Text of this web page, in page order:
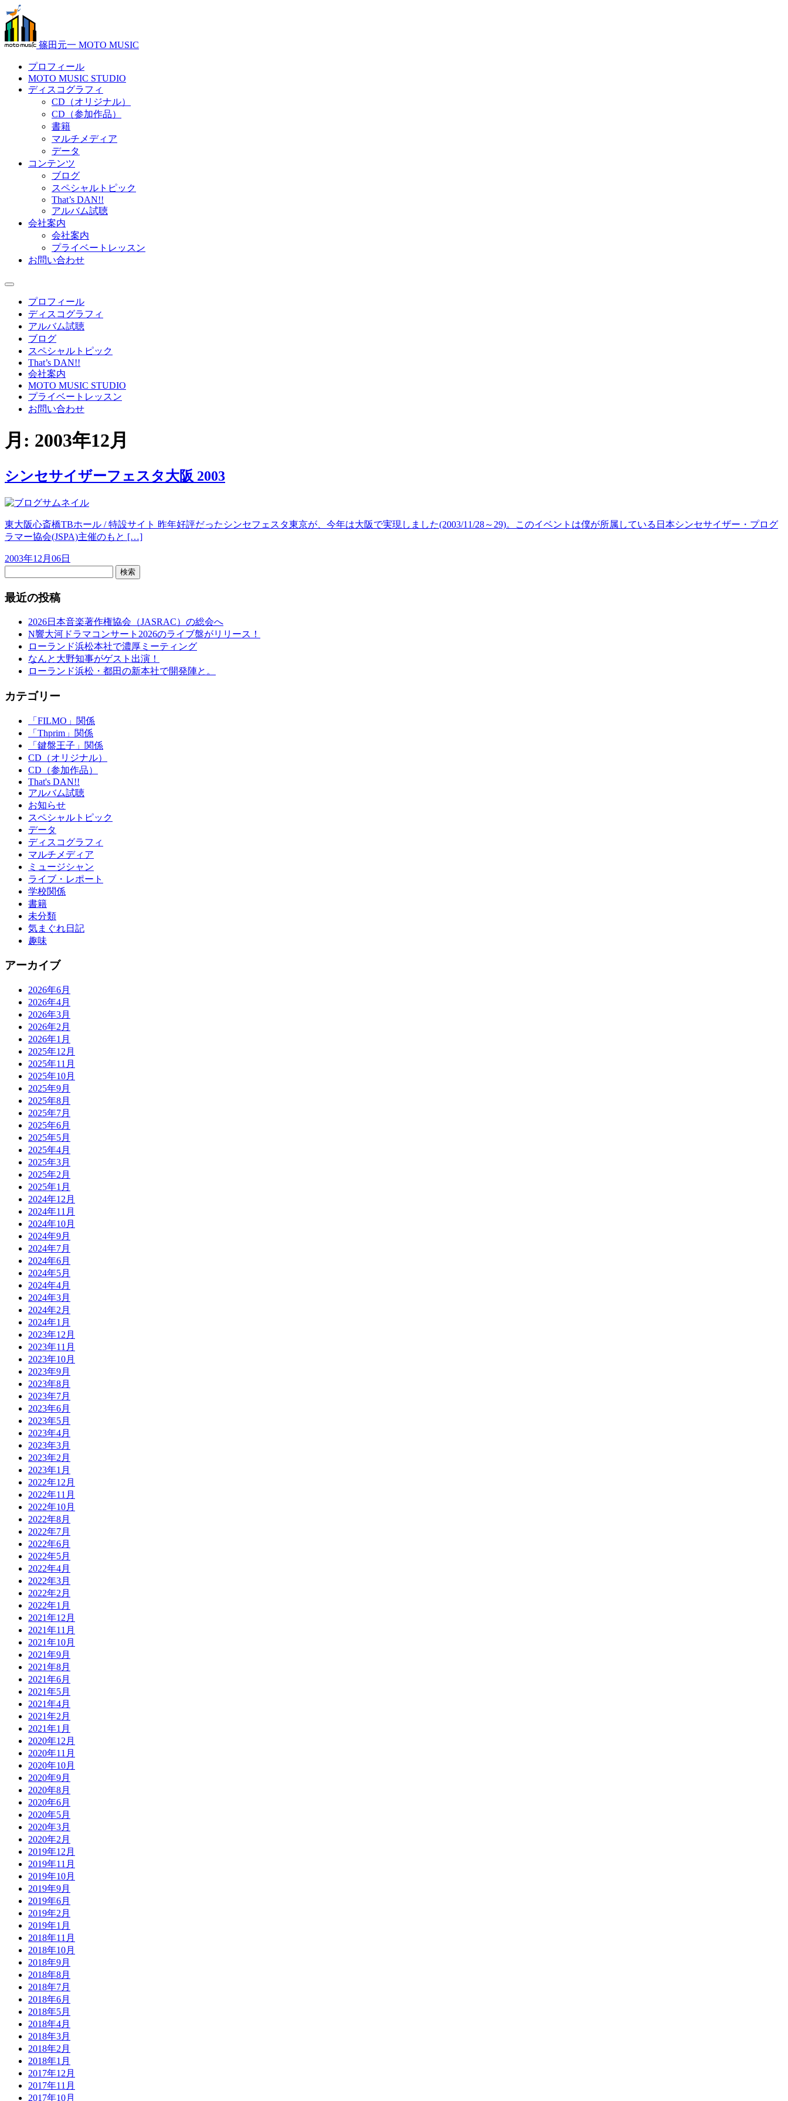
篠田元一 MOTO MUSIC
プロフィール
MOTO MUSIC STUDIO
ディスコグラフィ
CD（オリジナル）
CD（参加作品）
書籍
マルチメディア
データ
コンテンツ
ブログ
スペシャルトピック
That’s DAN!!
アルバム試聴
会社案内
会社案内
プライベートレッスン
お問い合わせ
プロフィール
ディスコグラフィ
アルバム試聴
ブログ
スペシャルトピック
That’s DAN!!
会社案内
MOTO MUSIC STUDIO
プライベートレッスン
お問い合わせ
月: 2003年12月
シンセサイザーフェスタ大阪 2003
東大阪心斎橋TBホール / 特設サイト 昨年好評だったシンセフェスタ東京が、今年は大阪で実現しました(2003/11/28～29)。このイベントは僕が所属している日本シンセサイザー・プログ
ラマー協会(JSPA)主催のもと […]
2003年12月06日
検索
最近の投稿
2026日本音楽著作権協会（JASRAC）の総会へ
N響大河ドラマコンサート2026のライブ盤がリリース！
ローランド浜松本社で濃厚ミーティング
なんと大野知事がゲスト出演！
ローランド浜松・都田の新本社で開発陣と。
カテゴリー
「FILMO」関係
「Thprim」関係
「鍵盤王子」関係
CD（オリジナル）
CD（参加作品）
That's DAN!!
アルバム試聴
お知らせ
スペシャルトピック
データ
ディスコグラフィ
マルチメディア
ミュージシャン
ライブ・レポート
学校関係
書籍
未分類
気まぐれ日記
趣味
アーカイブ
2026年6月
2026年4月
2026年3月
2026年2月
2026年1月
2025年12月
2025年11月
2025年10月
2025年9月
2025年8月
2025年7月
2025年6月
2025年5月
2025年4月
2025年3月
2025年2月
2025年1月
2024年12月
2024年11月
2024年10月
2024年9月
2024年7月
2024年6月
2024年5月
2024年4月
2024年3月
2024年2月
2024年1月
2023年12月
2023年11月
2023年10月
2023年9月
2023年8月
2023年7月
2023年6月
2023年5月
2023年4月
2023年3月
2023年2月
2023年1月
2022年12月
2022年11月
2022年10月
2022年8月
2022年7月
2022年6月
2022年5月
2022年4月
2022年3月
2022年2月
2022年1月
2021年12月
2021年11月
2021年10月
2021年9月
2021年8月
2021年6月
2021年5月
2021年4月
2021年2月
2021年1月
2020年12月
2020年11月
2020年10月
2020年9月
2020年8月
2020年6月
2020年5月
2020年3月
2020年2月
2019年12月
2019年11月
2019年10月
2019年9月
2019年6月
2019年2月
2019年1月
2018年11月
2018年10月
2018年9月
2018年8月
2018年7月
2018年6月
2018年5月
2018年4月
2018年3月
2018年2月
2018年1月
2017年12月
2017年11月
2017年10月